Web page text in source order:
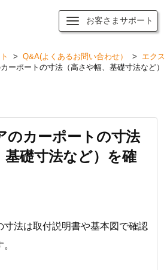
お客さまサポート
> Q&A(よくあるお問い合わせ） >
エクス
ーポートの寸法（高さや幅、基礎寸法など）
のカーポートの寸法
基礎寸法など）を確
寸法は取付説明書や基本図で確認